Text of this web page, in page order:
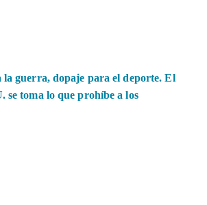
la guerra, dopaje para el deporte. El
se toma lo que prohíbe a los